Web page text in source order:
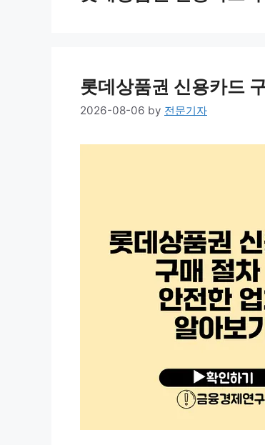
롯데상품권 신용카드
2026-08-06 by 전문기자